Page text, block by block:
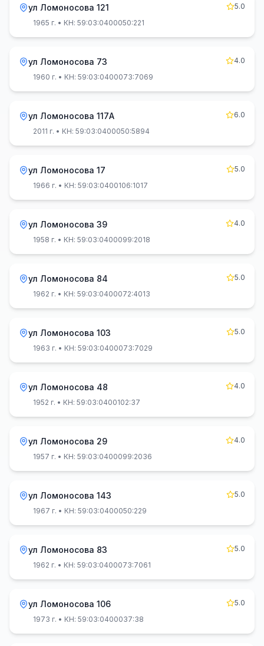
ул Ломоносова 121
5.0
1965 г. • КН: 59:03:0400050:221
ул Ломоносова 73
4.0
1960 г. • КН: 59:03:0400073:7069
ул Ломоносова 117А
6.0
2011 г. • КН: 59:03:0400050:5894
ул Ломоносова 17
5.0
1966 г. • КН: 59:03:0400106:1017
ул Ломоносова 39
4.0
1958 г. • КН: 59:03:0400099:2018
ул Ломоносова 84
5.0
1962 г. • КН: 59:03:0400072:4013
ул Ломоносова 103
5.0
1963 г. • КН: 59:03:0400073:7029
ул Ломоносова 48
4.0
1952 г. • КН: 59:03:0400102:37
ул Ломоносова 29
4.0
1957 г. • КН: 59:03:0400099:2036
ул Ломоносова 143
5.0
1967 г. • КН: 59:03:0400050:229
ул Ломоносова 83
5.0
1962 г. • КН: 59:03:0400073:7061
ул Ломоносова 106
5.0
1973 г. • КН: 59:03:0400037:38